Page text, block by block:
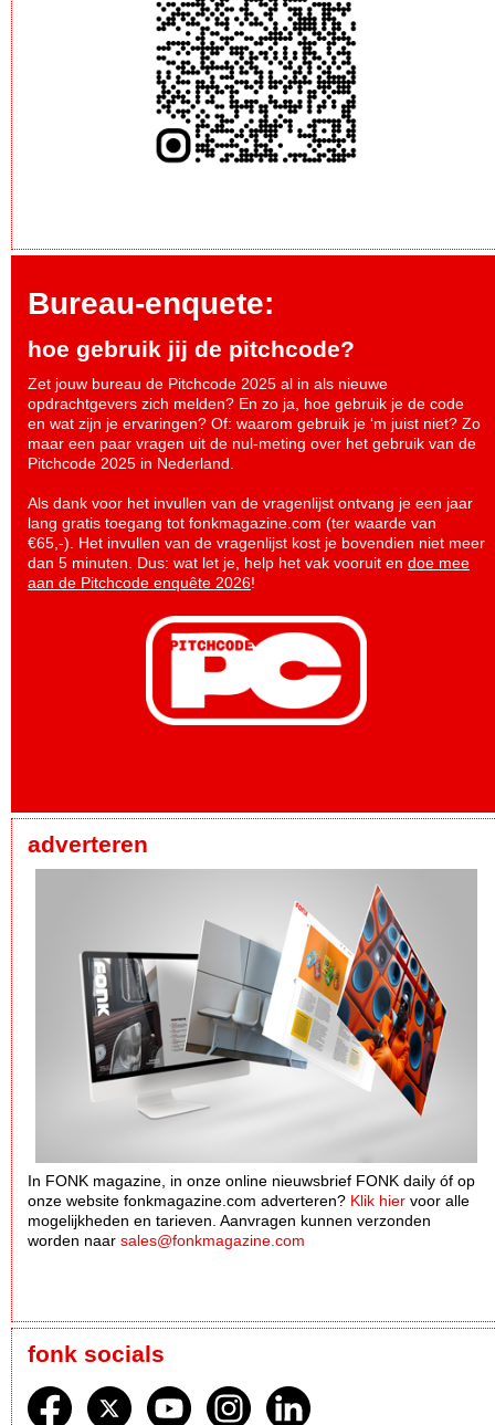
Bureau-enquete:
hoe gebruik jij de pitchcode?
Zet jouw bureau de Pitchcode 2025 al in als nieuwe
opdrachtgevers zich melden? En zo ja, hoe gebruik je de code
en wat zijn je ervaringen? Of: waarom gebruik je ‘m juist niet? Zo
maar een paar vragen uit de nul-meting over het gebruik van de
Pitchcode 2025 in Nederland.
Als dank voor het invullen van de vragenlijst ontvang je een jaar
lang gratis toegang tot fonkmagazine.com (ter waarde van
€65,-). Het invullen van de vragenlijst kost je bovendien niet meer
dan 5 minuten. Dus: wat let je, help het vak vooruit en doe mee
aan de Pitchcode enquête 2026!
adverteren
In FONK magazine, in onze online nieuwsbrief FONK daily óf op
onze website fonkmagazine.com adverteren? Klik hier voor alle
mogelijkheden en tarieven. Aanvragen kunnen verzonden
worden naar sales@fonkmagazine.com
fonk socials